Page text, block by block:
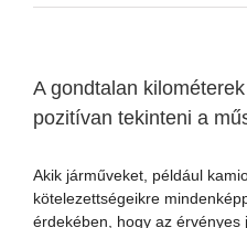
A gondtalan
pozitívan tekinteni a
Akik járműveket, például
kötelezettségeikre
érdekében, hogy az érvényes